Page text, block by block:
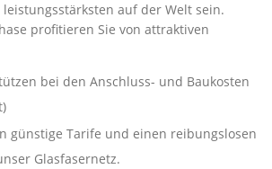
auf der Welt sein.
profitieren Sie von attraktiven
bei den Anschluss- und Baukosten
günstige Tarife und einen reibungslosen
Glasfasernetz.